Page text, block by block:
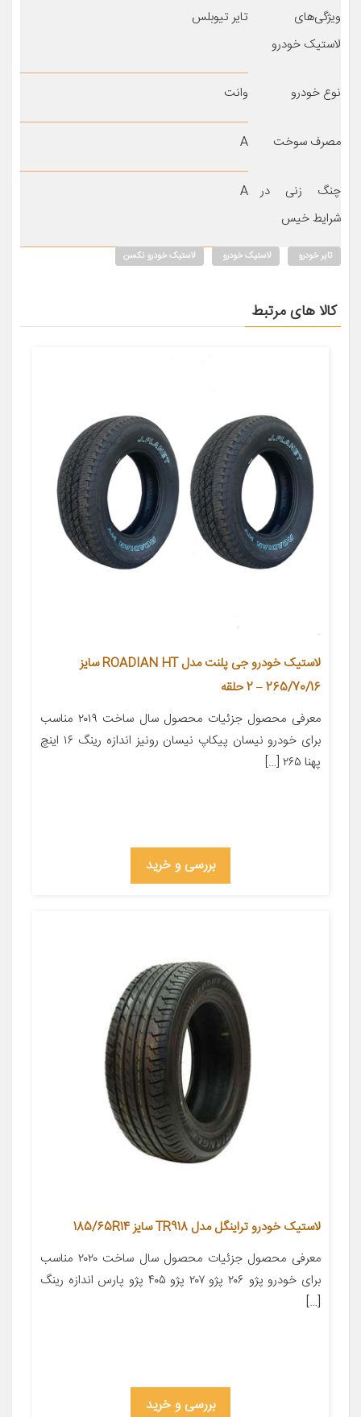
ویژگی‌های
لاستیک خودرو
تایر تیوبلس
نوع خودرو وانت
مصرف سوخت A
چنگ زنی در
شرایط خیس
A
تایر خودرو لاستیک خودرو لاستیک خودرو نکسن
کالا های مرتبط
لاستیک خودرو جی پلنت مدل ROADIAN HT سایز
265/70/16 – 2 حلقه
معرفی محصول جزئیات محصول سال ساخت ۲۰۱۹ مناسب
برای خودرو نیسان پیکاپ نیسان رونیز اندازه رینگ ۱۶ اینچ
پهنا ۲۶۵ […]
بررسی و خرید
لاستیک خودرو تراینگل مدل TR918 سایز 185/65R14
معرفی محصول جزئیات محصول سال ساخت ۲۰۲۰ مناسب
برای خودرو پژو ۲۰۶ پژو ۲۰۷ پژو ۴۰۵ پژو پارس اندازه رینگ
[…]
بررسی و خرید